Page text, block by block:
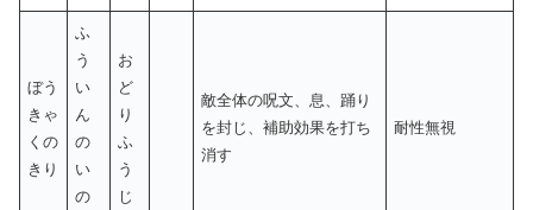
ぼう
きゃ
くの
きり
ふ
う
い
ん
の
い
の
お
ど
り
ふ
う
じ
敵全体の呪文、息、踊り
を封じ、補助効果を打ち
消す
耐性無視